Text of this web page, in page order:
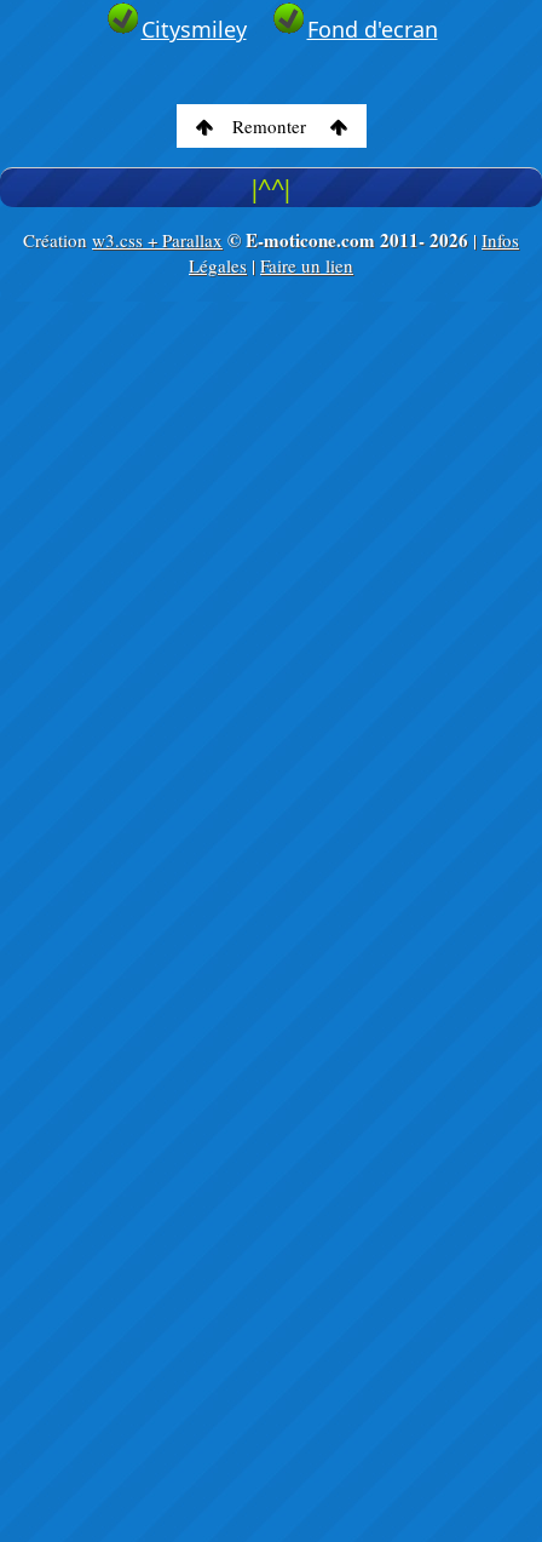
Citysmiley
Fond d'ecran
Remonter
|^^|
Création w3.css + Parallax © E-moticone.com 2011-2026 | Infos
Légales | Faire un lien